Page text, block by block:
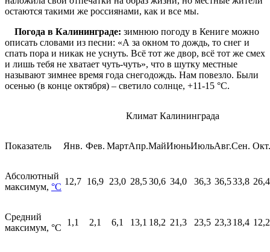
остаются такими же россиянами, как и все мы.
Погода в Калининграде: зимнюю погоду в Кениге можно
описать словами из песни: «А за окном то дождь, то снег и
спать пора и никак не уснуть. Всё тот же двор, всё тот же смех
и лишь тебя не хватает чуть-чуть», что в шутку местные
называют зимнее время года снегодождь. Нам повезло. Были
осенью (в конце октября) – светило солнце, +11-15 °C.
Климат Калининграда
Показатель Янв. Фев. МартАпр.МайИюньИюльАвг.Сен. Окт.
Абсолютный
максимум, °C
12,7 16,9 23,0 28,5 30,6 34,0 36,3 36,533,8 26,4
Средний
максимум, °C
1,1 2,1 6,1 13,1 18,2 21,3 23,5 23,3 18,4 12,2